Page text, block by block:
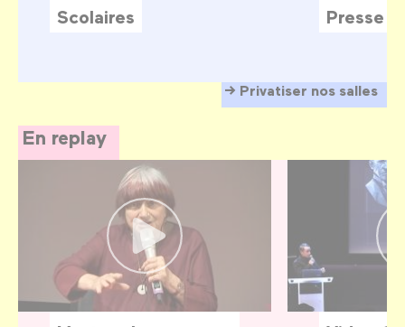
Privatiser nos salles
Scolaires Presse
En replay